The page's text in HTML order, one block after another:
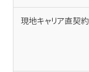
現地キャリア直契約